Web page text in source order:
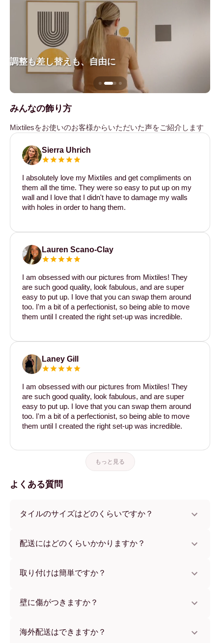
調整も差し替えも、自由に
みんなの飾り方
Mixtilesをお使いのお客様からいただいた声をご紹介します
Sierra Uhrich
I absolutely love my Mixtiles and get compliments on
them all the time. They were so easy to put up on my
wall and I love that I didn't have to damage my walls
with holes in order to hang them.
Lauren Scano-Clay
I am obsessed with our pictures from Mixtiles! They
are such good quality, look fabulous, and are super
easy to put up. I love that you can swap them around
too. I'm a bit of a perfectionist, so being able to move
them until I created the right set-up was incredible.
Laney Gill
I am obsessed with our pictures from Mixtiles! They
are such good quality, look fabulous, and are super
easy to put up. I love that you can swap them around
too. I'm a bit of a perfectionist, so being able to move
them until I created the right set-up was incredible.
もっと見る
よくある質問
タイルのサイズはどのくらいですか？
フレームカラーからお選びいただけます。
配送にはどのくらいかかりますか？
用いただけます。ご注文後、追跡番号をお知らせします。
取り付けは簡単ですか？
をつけないため、賃貸のお部屋でも安心してお使いいただ
壁に傷がつきますか？
海外配送はできますか？